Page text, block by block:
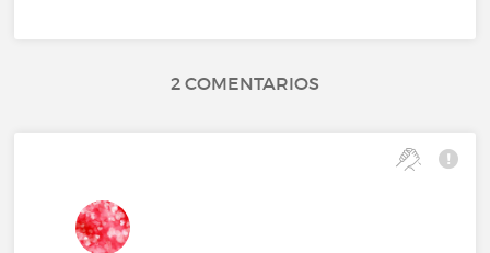
2 COMENTARIOS